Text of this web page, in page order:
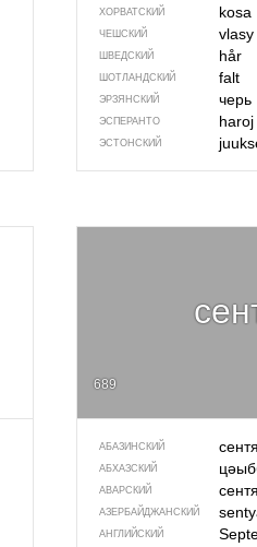
ХОРВАТСКИЙ kosa
ЧЕШСКИЙ vlasy
ШВЕДСКИЙ hår
ШОТЛАНДСКИЙ falt
ЭРЗЯНСКИЙ черь
ЭСПЕРАНТО haroj
ЭСТОНСКИЙ
689
АБАЗИНСКИЙ
АБХАЗСКИЙ
АВАРСКИЙ
АЗЕРБАЙДЖАН­СКИЙ
АНГЛИЙСКИЙ